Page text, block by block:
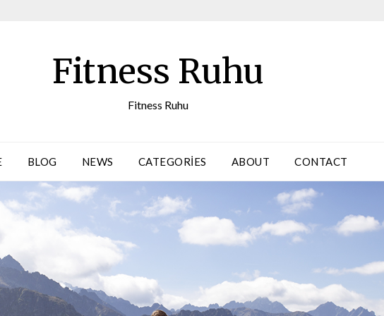
Fitness Ruhu
Fitness Ruhu
BLOG NEWS CATEGORIES ABOUT CONTACT